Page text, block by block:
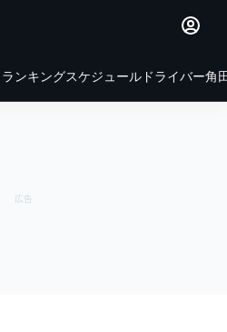
ランキングスケジュール ドライバー角